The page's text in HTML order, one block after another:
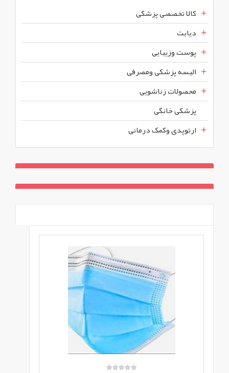
کالا تخصصی پزشکی
دیابت
پوست وزیبایی
البسه پزشکی ومصرفی
محصولات زناشویی
پزشکی خانگی
ارتوپدی وکمک درمانی